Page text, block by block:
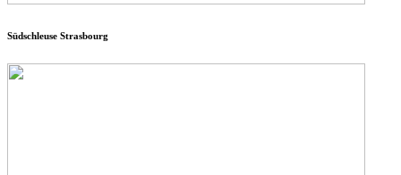
Südschleuse Strasbourg